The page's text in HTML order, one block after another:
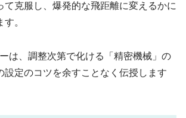
て克服し、爆発的な飛距離に変えるかに
。
は、調整次第で化ける「精密機械」の
設定のコツを余すことなく伝授します